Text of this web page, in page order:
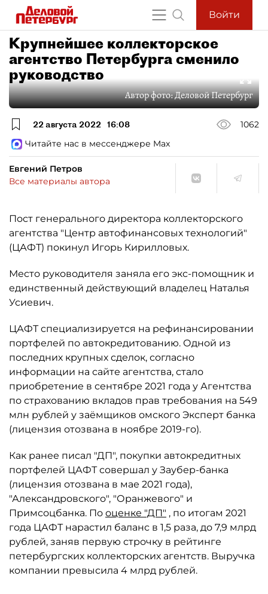
Войти
Крупнейшее коллекторское
агентство Петербурга сменило
руководство
Автор фото:Деловой Петербург
22 августа 2022 16:08
1062
Читайте нас в мессенджере Max
Евгений Петров
Все материалы автора
Пост генерального директора коллекторского
агентства "Центр автофинансовых технологий"
(ЦАФТ) покинул Игорь Кирилловых.
Место руководителя заняла его экс-помощник и
единственный действующий владелец Наталья
Усиевич.
ЦАФТ специализируется на рефинансировании
портфелей по автокредитованию. Одной из
последних крупных сделок, согласно
информации на сайте агентства, стало
приобретение в сентябре 2021 года у Агентства
по страхованию вкладов прав требования на 549
млн рублей у заёмщиков омского Эксперт банка
(лицензия отозвана в ноябре 2019-го).
Как ранее писал "ДП", покупки автокредитных
портфелей ЦАФТ совершал у Заубер-банка
(лицензия отозвана в мае 2021 года),
"Александровского", "Оранжевого" и
Примсоцбанка. По оценке "ДП" , по итогам 2021
года ЦАФТ нарастил баланс в 1,5 раза, до 7,9 млрд
рублей, заняв первую строчку в рейтинге
петербургских коллекторских агентств. Выручка
компании превысила 4 млрд рублей.